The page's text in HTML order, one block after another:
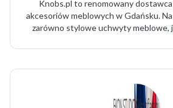
Knobs.pl to renomowany
akcesoriów meblowych w Gdańsku.
zarówno stylowe uchwyty meblowe,